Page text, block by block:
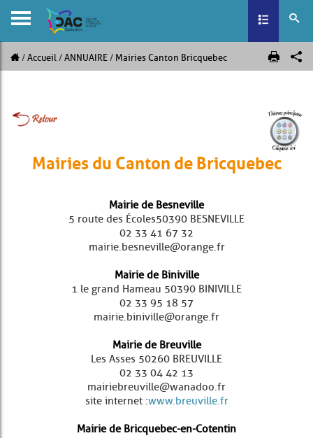
Toggle
Accueil ANNUAIRE Mairies Canton Bricquebec
Mairies du Canton de Bricquebec
Mairie de Besneville
5 route des Écoles 50390 BESNEVILLE
02 33 41 67 32
mairie.besneville@orange.fr
Mairie de Biniville
1 le grand Hameau 50390 BINIVILLE
02 33 95 18 57
mairie.biniville@orange.fr
Mairie de Breuville
Les Asses 50260 BREUVILLE
02 33 04 42 13
mairiebreuville@wanadoo.fr
site internet :www.breuville.fr
Mairie de Bricquebec-en-Cotentin